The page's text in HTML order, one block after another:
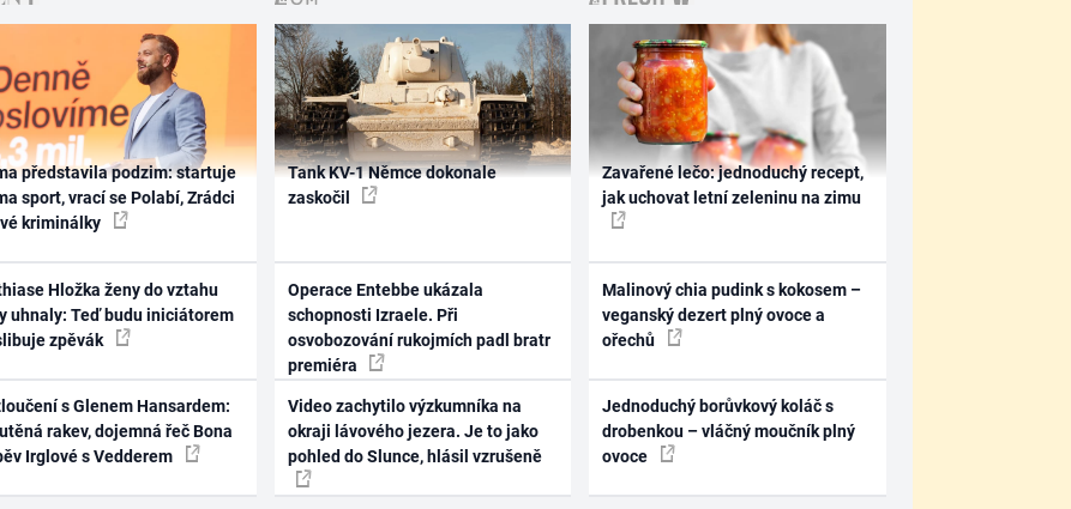
představila podzim: startuje
sport, vrací se Polabí, Zrádci
kriminálky
Hložka ženy do vztahu
uhnaly: Teď budu iniciátorem
zpěvák
s Glenem Hansardem:
rakev, dojemná řeč Bona
Irglové s Vedderem
Tank KV-1 Němce dokonale
zaskočil
Operace Entebbe ukázala
schopnosti Izraele. Při
osvobozování rukojmích padl bratr
premiéra
Video zachytilo výzkumníka na
okraji lávového jezera. Je to jako
pohled do Slunce, hlásil vzrušeně
Zavařené lečo: jednoduchý recept,
jak uchovat letní zeleninu na zimu
Malinový chia pudink s kokosem –
veganský dezert plný ovoce a
ořechů
Jednoduchý borůvkový koláč s
drobenkou – vláčný moučník plný
ovoce